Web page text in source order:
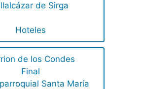
de Sirga
Hoteles
de los Condes
Final
Santa María